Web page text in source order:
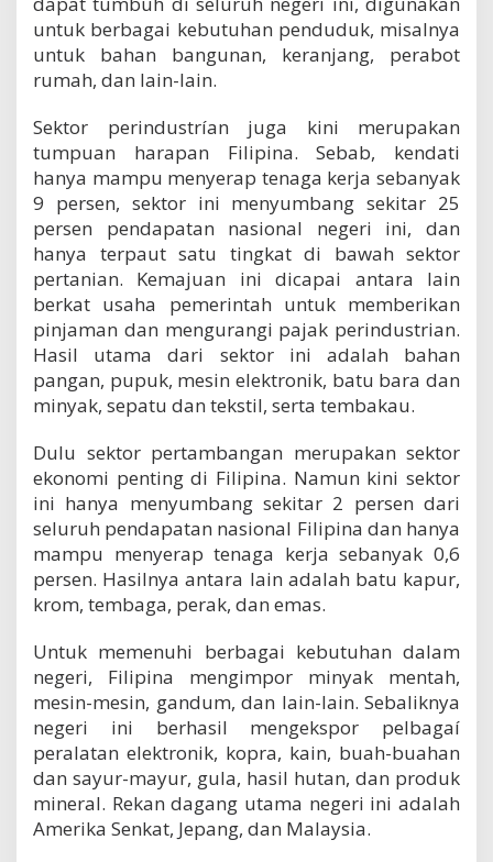
untuk berbagai kebutuhan penduduk, misalnya
untuk bahan bangunan, keranjang, perabot
rumah, dan lain-lain.
Sektor perindustrían juga kini merupakan
tumpuan harapan Filipina. Sebab, kendati
hanya mampu menyerap tenaga kerja sebanyak
9 persen, sektor ini menyumbang sekitar 25
persen pendapatan nasional negeri ini, dan
hanya terpaut satu tingkat di bawah sektor
pertanian. Kemajuan ini dicapai antara lain
berkat usaha pemerintah untuk memberikan
pinjaman dan mengurangi pajak perindustrian.
Hasil utama dari sektor ini adalah bahan
pangan, pupuk, mesin elektronik, batu bara dan
minyak, sepatu dan tekstil, serta tembakau.
Dulu sektor pertambangan merupakan sektor
ekonomi penting di Filipina. Namun kini sektor
ini hanya menyumbang sekitar 2 persen dari
seluruh pendapatan nasional Filipina dan hanya
mampu menyerap tenaga kerja sebanyak 0,6
persen. Hasilnya antara lain adalah batu kapur,
krom, tembaga, perak, dan emas.
Untuk memenuhi berbagai kebutuhan dalam
negeri, Filipina mengimpor minyak mentah,
mesin-mesin, gandum, dan lain-lain. Sebaliknya
negeri ini berhasil mengekspor pelbagaí
peralatan elektronik, kopra, kain, buah-buahan
dan sayur-mayur, gula, hasil hutan, dan produk
mineral. Rekan dagang utama negeri ini adalah
Amerika Senkat, Jepang, dan Malaysia.